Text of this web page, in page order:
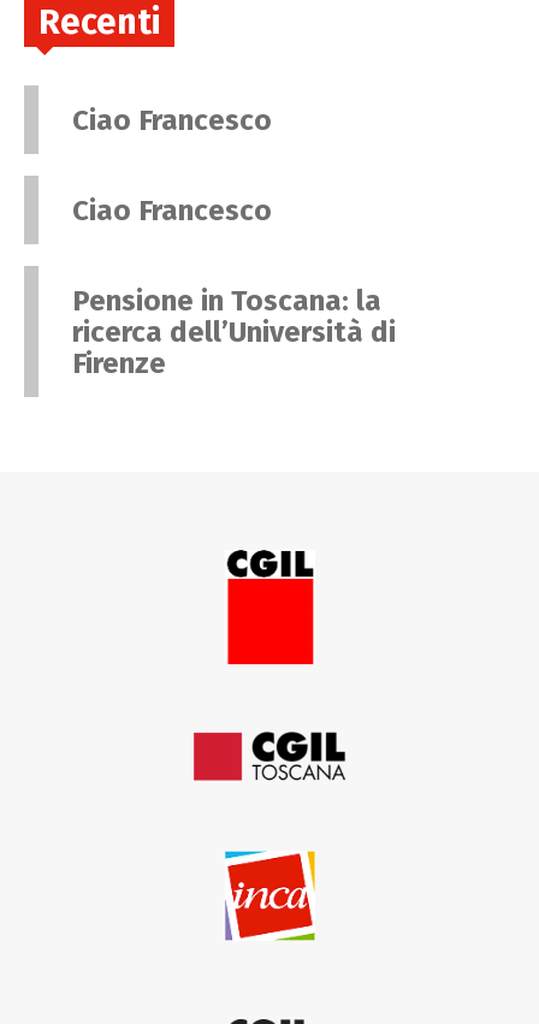
Recenti
Ciao Francesco
Ciao Francesco
Pensione in Toscana: la
ricerca dell’Università di
Firenze